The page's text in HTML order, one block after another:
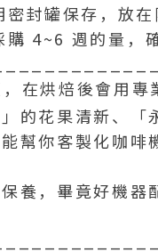
封罐保存，放在
4~6 週的量，
在烘焙後會用
的花果清新、「
幫你客製化咖
養，畢竟好機器